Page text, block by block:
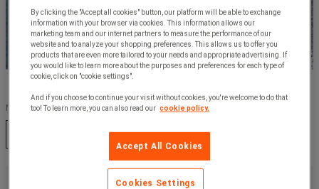
Modell :
By clicking the "Accept all cookies" button, our platform will be able to exchange
information with your browser via cookies. This information allows our
marketing team and our internet partners to measure the performance of our
website and to analyze your shopping preferences. This allows us to offer you
products that are even more tailored to your needs and appropriate advertising. If
you would like to learn more about the purposes and preferences for each type of
cookie, click on "cookie settings".
And if you choose to continue your visit without cookies, you're welcome to do that
too! To learn more, you can also read our cookie policy.
Accept All Cookies
Cookies Settings